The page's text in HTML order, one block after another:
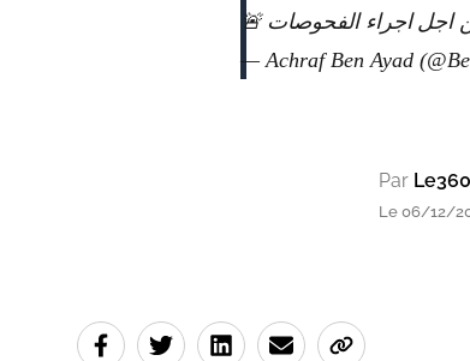
اجل اجراء الفحوصات 🚨
— Achraf Ben Ayad
Par
Le 06/12/